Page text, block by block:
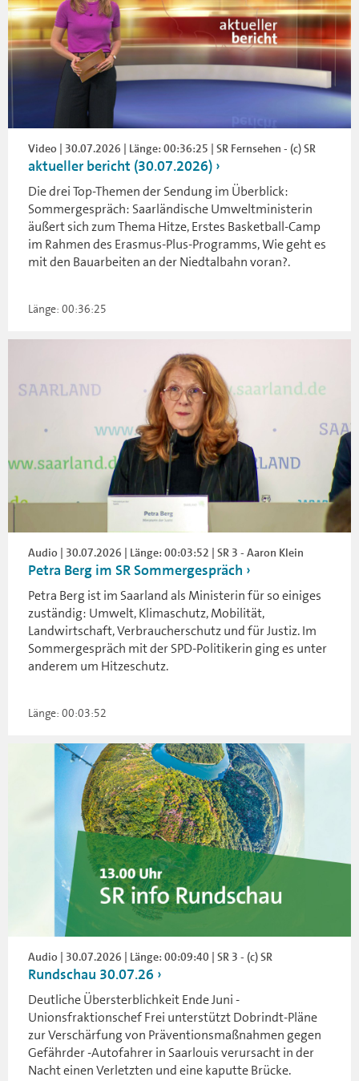
Video | 30.07.2026 | Länge: 00:36:25 | SR Fernsehen - (c) SR
aktueller bericht (30.07.2026)
Die drei Top-Themen der Sendung im Überblick:
Sommergespräch: Saarländische Umweltministerin
äußert sich zum Thema Hitze, Erstes Basketball-Camp
im Rahmen des Erasmus-Plus-Programms, Wie geht es
mit den Bauarbeiten an der Niedtalbahn voran?.
Länge: 00:36:25
Audio | 30.07.2026 | Länge: 00:03:52 | SR 3 - Aaron Klein
Petra Berg im SR Sommergespräch
Petra Berg ist im Saarland als Ministerin für so einiges
zuständig: Umwelt, Klimaschutz, Mobilität,
Landwirtschaft, Verbraucherschutz und für Justiz. Im
Sommergespräch mit der SPD-Politikerin ging es unter
anderem um Hitzeschutz.
Länge: 00:03:52
Audio | 30.07.2026 | Länge: 00:09:40 | SR 3 - (c) SR
Rundschau 30.07.26
Deutliche Übersterblichkeit Ende Juni -
Unionsfraktionschef Frei unterstützt Dobrindt-Pläne
zur Verschärfung von Präventionsmaßnahmen gegen
Gefährder -Autofahrer in Saarlouis verursacht in der
Nacht einen Verletzten und eine kaputte Brücke.